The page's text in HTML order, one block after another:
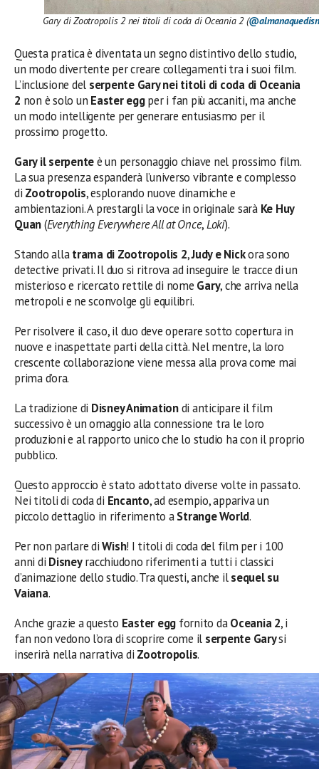
Gary di Zootropolis 2 nei titoli di coda di Oceania 2 (
Questa pratica è diventata un segno distintivo dello studio,
un modo divertente per creare collegamenti tra i suoi film.
L’inclusione del serpente Gary nei titoli di coda di Oceania
2 non è solo un Easter eggper i fan più accaniti, ma anche
un modo intelligente per generare entusiasmo per il
prossimo progetto.
Gary il serpenteè un personaggio chiave nel prossimo film.
La sua presenza espanderà l’universo vibrante e complesso
di Zootropolis, esplorando nuove dinamiche e
ambientazioni. A prestargli la voce in originale sarà Ke Huy
Quan(Everything Everywhere All at Once,Loki).
Stando allatrama di Zootropolis 2,Judy e Nickora sono
detective privati. Il duo si ritrova ad inseguire le tracce di un
misterioso e ricercato rettile di nome Gary, che arriva nella
metropoli e ne sconvolge gli equilibri.
Per risolvere il caso, il duo deve operare sotto copertura in
nuove e inaspettate parti della città. Nel mentre, la loro
crescente collaborazione viene messa alla prova come mai
prima d’ora.
La tradizione di Disney Animationdi anticipare il film
successivo è un omaggio alla connessione tra le loro
produzioni e al rapporto unico che lo studio ha con il proprio
pubblico.
Questo approccio è stato adottato diverse volte in passato.
Nei titoli di coda di Encanto, ad esempio, appariva un
piccolo dettaglio in riferimento aStrange World.
Per non parlare diWish! I titoli di coda del film per i 100
anni di Disneyracchiudono riferimenti a tutti i classici
d’animazione dello studio. Tra questi, anche ilsequel su
Vaiana.
Anche grazie a questo Easter egg fornito daOceania 2, i
fan non vedono l’ora di scoprire come il serpente Garysi
inserirà nella narrativa di Zootropolis.